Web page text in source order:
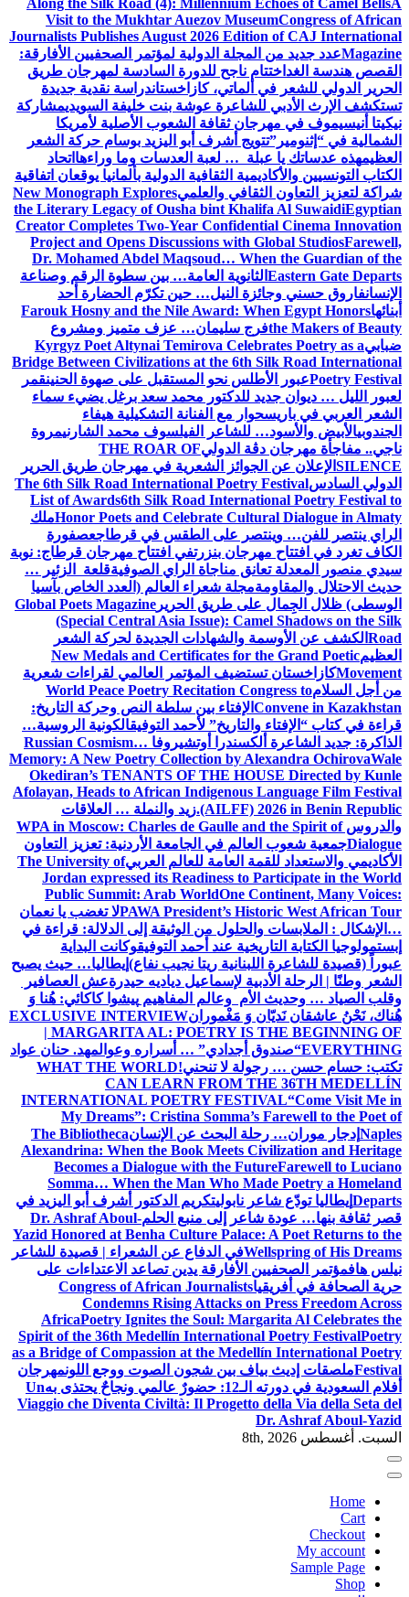
Along the Silk Road (4): Millennium Echoes of Camel BellsA
Visit to the Mukhtar Auezov MuseumCongress of African
Journalists Publishes August 2026 Edition of CAJ International
Magazineعدد جديد من المجلة الدولية لمؤتمر الصحفيين الأفارقة:
القصص هندسة الغد اختتام ناجح للدورة السادسة لمهرجان طريق
الحرير الدولي للشعر في ألماتي، كازاخستاندراسة نقدية جديدة
تستكشف الإرث الأدبي للشاعرة عوشة بنت خليفة السويديمشاركة
نيكيتا أنيسيموف في مهرجان ثقافة الشعوب الأصلية لأمريكا
الشمالية في “إثنومير”تتويج أشرف أبو اليزيد بوسام حركة الشعر
العظيمهذه عدساتك يا عبلة … لعبة العدسات وما وراءها اتحاد
الكتاب التونسيين والأكاديمية الثقافية الدولية بألمانيا يوقعان اتفاقية
شراكة لتعزيز التعاون الثقافي والعلميNew Monograph Explores
the Literary Legacy of Ousha bint Khalifa Al SuwaidiEgyptian
Creator Completes Two-Year Confidential Cinema Innovation
Project and Opens Discussions with Global StudiosFarewell,
Dr. Mohamed Abdel Maqsoud… When the Guardian of the
Eastern Gate Departs الثانوية العامة… بين سطوة الرقم وصناعة
الإنسانفاروق حسني وجائزة النيل… حين تكرّم الحضارة أحد
أبنائهاFarouk Hosny and the Nile Award: When Egypt Honors
the Makers of Beautyفرج سليمان… عزف متميز ومشروع
ضبابيKyrgyz Poet Altynai Temirova Celebrates Poetry as a
Bridge Between Civilizations at the 6th Silk Road International
Poetry Festivalعبور الأطلس نحو المستقبل على صهوة الحنينقمر
لعبور الليل … ديوان جديد للدكتور محمد سعد برغل يضيء سماء
الشعر العربي في باريسحوار مع الفنانة التشكيلية هيفاء
الجندوبيالأبيض والأسود… للشاعر الفيلسوف محمد الشارنيمروة
ناجي.. مفاجأة مهرجان دڨة الدوليTHE ROAR OF
SILENCE الإعلان عن الجوائز الشعرية في مهرجان طريق الحرير
الدولي السادسThe 6th Silk Road International Poetry Festival
List of Awards6th Silk Road International Poetry Festival to
Honor Poets and Celebrate Cultural Dialogue in Almatyملك
الراي ينتصر للفن… وينتصر على الطقس في قرطاجعصفورة
الكاف تغرد في افتتاح مهرجان بنزرتفي افتتاح مهرجان قرطاج: نوبة
سيدي منصور المعدلة تعانق مناجاة الراي الصوفيةقلعة الزئير …
حديث الاحتلال والمقاومةمجلة شعراء العالم (العدد الخاص بآسيا
الوسطى) ظلال الجِمال على طريق الحرير Global Poets Magazine
(Special Central Asia Issue): Camel Shadows on the Silk
Road الكشف عن الأوسمة والشهادات الجديدة لحركة الشعر
العظيمNew Medals and Certificates for the Grand Poetic
Movementكازاخستان تستضيف المؤتمر العالمي لقراءات شعرية
من أجل السلامWorld Peace Poetry Recitation Congress to
Convene in Kazakhstan الإفتاء بين سلطة النص وحركة التاريخ:
قراءة في كتاب “الإفتاء والتاريخ” لأحمد التوفيقالكونية الروسية…
الذاكرة: جديد الشاعرة ألكسندرا أوتشيروفا Russian Cosmism…
Memory: A New Poetry Collection by Alexandra OchirovaWale
Okediran’s TENANTS OF THE HOUSE Directed by Kunle
Afolayan, Heads to African Indigenous Language Film Festival
(AILFF) 2026 in Benin Republic. زيد والنملة … العلاقات
والدروسWPA in Moscow: Charles de Gaulle and the Spirit of
Dialogueجمعية شعوب العالم في الجامعة الأردنية: تعزيز التعاون
الأكاديمي والاستعداد للقمة العامة للعالم العربيThe University of
Jordan expressed its Readiness to Participate in the World
Public Summit: Arab WorldOne Continent, Many Voices:
PAWA President’s Historic West African Tourلا تغضب يا نعمان
…الإشكال : الملابسات والحلول من الوثيقة إلى الدلالة: قراءة في
إبستمولوجيا الكتابة التاريخية عند أحمد التوفيقوكانت البداية
عبوراً (قصيدة للشاعرة اللبنانية ريتا نجيب نفاع) إيطاليا… حيث يصبح
الشعر وطنًا | الرحلة الأدبية لإسماعيل دياديه حيدرةعش العصافير
وقلب الصياد … وحديث الأم وعالم المفاهيم پیشوا کاکائي: هُنا وَ
هُناك، نَحْنُ عاشقان نَديّان وَ مَغْمورانEXCLUSIVE INTERVIEW
| MARGARITA AL: POETRY IS THE BEGINNING OF
EVERYTHING“صندوق أجدادي” … أسراره وعوالمهد. حنان عواد
تكتب: حسام حسن … رجولة لا تنحني!WHAT THE WORLD
CAN LEARN FROM THE 36TH MEDELLÍN
INTERNATIONAL POETRY FESTIVAL“Come Visit Me in
My Dreams”: Cristina Somma’s Farewell to the Poet of
Naples إدجار موران… رحلة البحث عن الإنسانThe Bibliotheca
Alexandrina: When the Book Meets Civilization and Heritage
Becomes a Dialogue with the FutureFarewell to Luciano
Somma… When the Man Who Made Poetry a Homeland
Departs إيطاليا تودّع شاعر نابوليتكريم الدكتور أشرف أبو اليزيد في
قصر ثقافة بنها… عودة شاعر إلى منبع الحلمDr. Ashraf Aboul-
Yazid Honored at Benha Culture Palace: A Poet Returns to the
Wellspring of His Dreamsفي الدفاع عن الشعراء | قصيدة للشاعر
نيلس هافمؤتمر الصحفيين الأفارقة يدين تصاعد الاعتداءات على
حرية الصحافة في أفريقياCongress of African Journalists
Condemns Rising Attacks on Press Freedom Across
AfricaPoetry Ignites the Soul: Margarita Al Celebrates the
Spirit of the 36th Medellín International Poetry FestivalPoetry
as a Bridge of Compassion at the Medellín International Poetry
Festivalملصقات إديث بياف بين شجون الصوت ووجع اللونمهرجان
أفلام السعودية في دورته الـ12: حضورٌ عالمي ونجاحٌ يحتذى به
Un
Viaggio che Diventa Civiltà: Il Progetto della Via della Seta del
Dr. Ashraf Aboul-Yazid
السبت. أغسطس 8th, 2026
Home
Cart
Checkout
My account
Sample Page
Shop